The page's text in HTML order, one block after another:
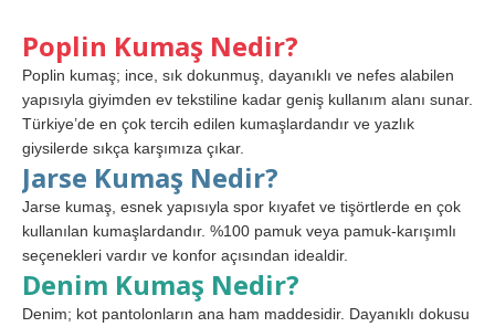
Poplin Kumaş Nedir?
Poplin kumaş; ince, sık dokunmuş, dayanıklı ve nefes alabilen
yapısıyla giyimden ev tekstiline kadar geniş kullanım alanı sunar.
Türkiye’de en çok tercih edilen kumaşlardandır ve yazlık
giysilerde sıkça karşımıza çıkar.
Jarse Kumaş Nedir?
Jarse kumaş, esnek yapısıyla spor kıyafet ve tişörtlerde en çok
kullanılan kumaşlardandır. %100 pamuk veya pamuk-karışımlı
seçenekleri vardır ve konfor açısından idealdir.
Denim Kumaş Nedir?
Denim; kot pantolonların ana ham maddesidir. Dayanıklı dokusu